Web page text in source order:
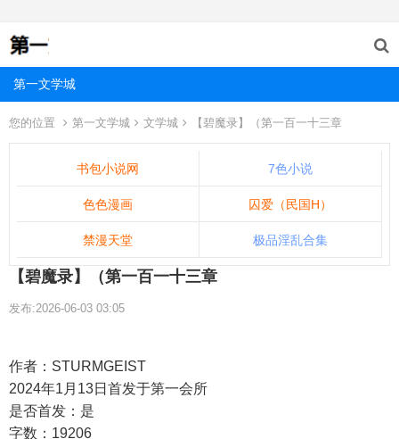
第一文学城
您的位置 第一文学城 文学城 【碧魔录】（第一百一十三章
书包小说网 7色小说
色色漫画 囚爱（民国H）
禁漫天堂 极品淫乱合集
【碧魔录】（第一百一十三章
发布:2026-06-03 03:05
作者：STURMGEIST
2024年1月13日首发于第一会所
是否首发：是
字数：19206